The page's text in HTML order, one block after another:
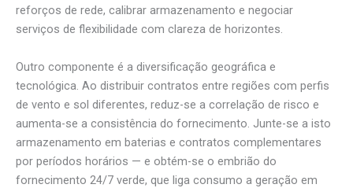
reforços de rede, calibrar armazenamento e negociar
serviços de flexibilidade com clareza de horizontes.
Outro componente é a diversificação geográfica e
tecnológica. Ao distribuir contratos entre regiões com perfis
de vento e sol diferentes, reduz-se a correlação de risco e
aumenta-se a consistência do fornecimento. Junte-se a isto
armazenamento em baterias e contratos complementares
por períodos horários — e obtém-se o embrião do
fornecimento 24/7 verde, que liga consumo a geração em